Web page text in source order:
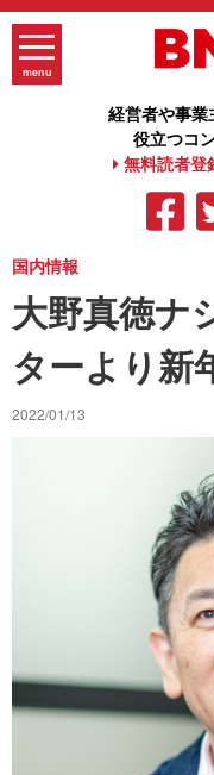
Skip
content
menu
経営者や事
役立つコ
無料読者登
国内情報
大野真徳ナ
ターより新
2022/01/13